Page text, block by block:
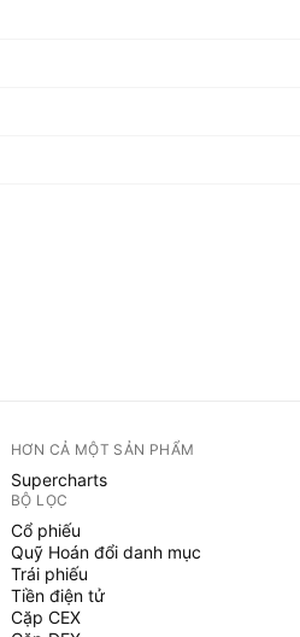
HƠN CẢ MỘT SẢN PHẨM
Supercharts
BỘ LỌC
Cổ phiếu
Quỹ Hoán đổi danh mục
Trái phiếu
Tiền điện tử
Cặp CEX